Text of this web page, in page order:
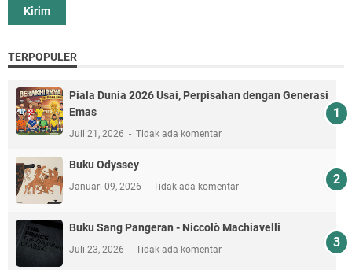
TERPOPULER
Piala Dunia 2026 Usai, Perpisahan dengan Generasi
Emas
Juli 21, 2026 Tidak ada komentar
Buku Odyssey
Januari 09, 2026 Tidak ada komentar
Buku Sang Pangeran - Niccolò Machiavelli
Juli 23, 2026 Tidak ada komentar